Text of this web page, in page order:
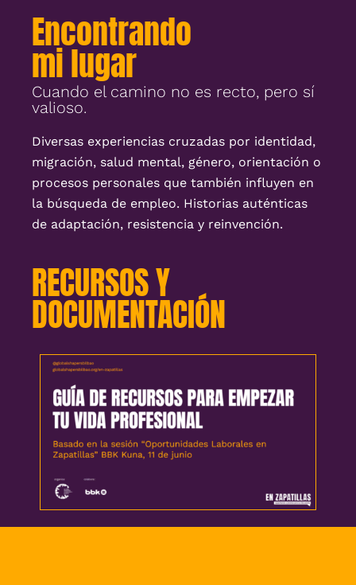
Encontrando
mi lugar
Cuando el camino no es recto, pero sí
valioso.
Diversas experiencias cruzadas por identidad,
migración, salud mental, género, orientación o
procesos personales que también influyen en
la búsqueda de empleo. Historias auténticas
de adaptación, resistencia y reinvención.
RECURSOS Y
DOCUMENTACIÓN